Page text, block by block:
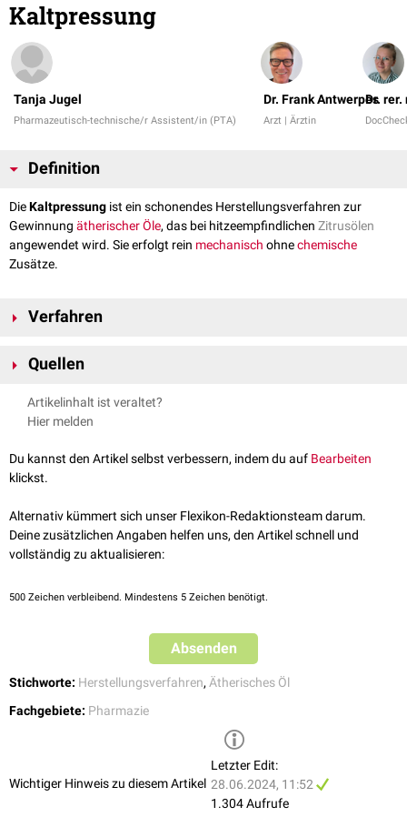
Kaltpressung
Tanja Jugel
Pharmazeutisch-technische/r Assistent/in (PTA)
Dr. Frank Antwerpes
Arzt | Ärztin
Dr.
Definition
DieKaltpressung ist ein schonendes Herstellungsverfahren zur
Gewinnung ätherischer Öle, das bei hitzeempfindlichen Zitrusölen
angewendet wird. Sie erfolgt rein mechanisch ohnechemische
Zusätze.
Verfahren
nach Verfahren wird eine geringe
Trennung derStoffe zentrifugiert
(oben) vom Wasser (unten).
mitlipophilenPestizidenbehandelt, gehen diese in das gewonnene Öl
über.
Quellen
PRIMAVERA – Herstellung
Chemie.de –
Artikelinhalt ist veraltet?
Hier melden
Du kannst den Artikel selbst verbessern, indem du auf Bearbeiten
klickst.
Alternativ kümmert sich unser Flexikon-Redaktionsteam darum.
Deine zusätzlichen Angaben helfen uns, den Artikel schnell und
vollständig zu aktualisieren:
500 Zeichen verbleibend. Mindestens 5 Zeichen benötigt.
Absenden
Stichworte: Herstellungsverfahren, Ätherisches Öl
Fachgebiete: Pharmazie
Wichtiger Hinweis zu diesem Artikel
Letzter Edit:
28.06.2024, 11:52
1.304 Aufrufe